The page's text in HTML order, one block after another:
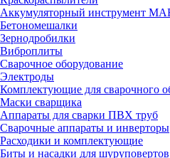
Аккумуляторный инструмент
Бетономешалки
Зернодробилки
Виброплиты
Сварочное оборудование
Электроды
Комплектующие для сварочного
Маски сварщика
Аппараты для сварки ПВХ труб
Сварочные аппараты и инверторы
Расходики и комплектующие
Биты и насадки для шуруповертов